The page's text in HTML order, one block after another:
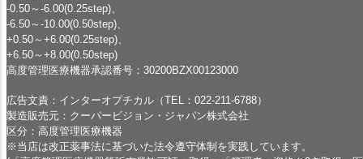
-0.50～-6.00(0.25step)、
-6.50～-10.00(0.50step)、
+0.50～+6.00(0.25step)、
+6.50～+8.00(0.50step)
高度管理医療機器承認番号：30200BZX00123000
広告文責：インターオプチカル（TEL：022-211-6788）
製造販売元：クーパービジョン・ジャパン株式会社
区分：高度管理医療機器
※当店は改正薬事法に基づいた法令遵守体制を実践しています。